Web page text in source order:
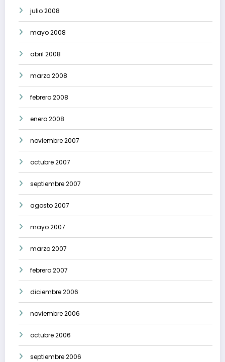
julio 2008
mayo 2008
abril 2008
marzo 2008
febrero 2008
enero 2008
noviembre 2007
octubre 2007
septiembre 2007
agosto 2007
mayo 2007
marzo 2007
febrero 2007
diciembre 2006
noviembre 2006
octubre 2006
septiembre 2006